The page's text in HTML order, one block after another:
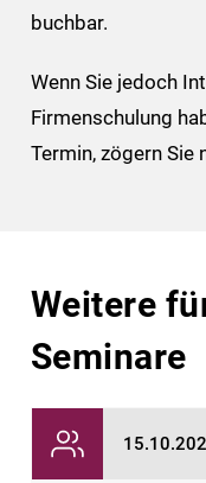
buchbar.
Wenn Sie jedoch
Firmenschulung
Termin, zögern Sie
Weitere
Seminare